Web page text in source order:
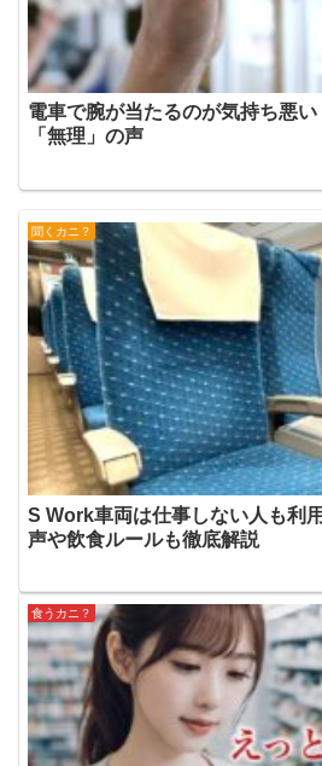
電車で腕が当たるのが気持ち悪
「無理」の声
聞くカニ？
S Work車両は仕事しない人も利
声や飲食ルールも徹底解説
食うカニ？